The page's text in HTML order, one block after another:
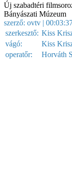
Új szabadtéri
Bányászati Múzeum
szerző: ovtv |
szerkesztő: Kiss
vágó:
Kiss
operatőr:
Horváth